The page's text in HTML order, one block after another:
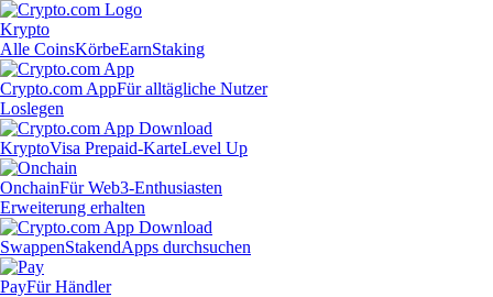
Krypto
Alle CoinsKörbeEarnStaking
Crypto.com AppFür alltägliche Nutzer
Loslegen
KryptoVisa Prepaid-KarteLevel Up
OnchainFür Web3-Enthusiasten
Erweiterung erhalten
SwappenStakendApps durchsuchen
PayFür Händler